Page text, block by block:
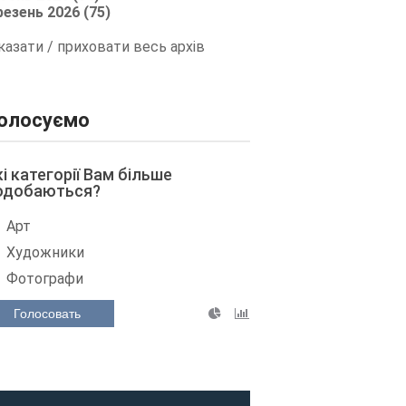
2026 (75)
/ приховати весь архів
категорії Вам більше
Арт
Художники
Фотографи
Голосовать